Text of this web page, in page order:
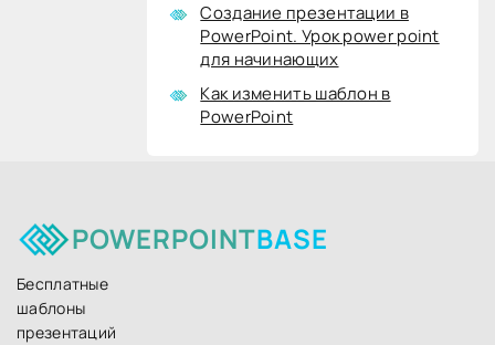
Создание презентации в
PowerPoint. Урок power point
для начинающих
Как изменить шаблон в
PowerPoint
POWERPOINTBASE
Бесплатные
шаблоны
презентаций